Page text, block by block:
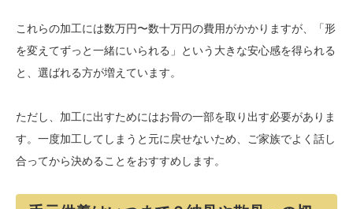
これらの加工には数万円〜数十万円の費用がかかりますが、「形
を変えてずっと一緒にいられる」という大きな安心感を得られる
と、選ばれる方が増えています。
ただし、加工に出すためにはお骨の一部を取り出す必要がありま
す。一度加工してしまうと元に戻せないため、ご家族でよく話し
合ってから決めることをおすすめします。